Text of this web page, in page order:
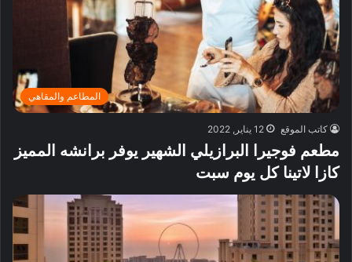
المطاعم والمقاهي
كاتب الموقع 12 يناير, 2022
مطعم فوجيرا البرازيلي الشهير يوفر برانشه المميز
كازا لاتينا كل يوم سبت